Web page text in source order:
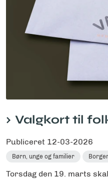
Valgkort til
Publiceret 12-03-2026
Børn, unge og familier
Torsdag den 19. marts